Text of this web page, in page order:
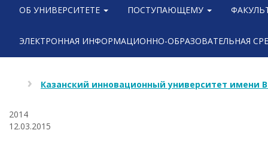
ОБ УНИВЕРСИТЕТЕ ПОСТУПАЮЩЕМУ
ЭЛЕКТРОННАЯ ИНФОРМАЦИОННО-ОБРАЗОВАТЕЛЬНАЯ
Казанский инновационный университет имени
2014
12.03.2015